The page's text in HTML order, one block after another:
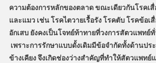
ความต้องการหลักของตลาด ขณะเดียวกันโรคเ
และแมว เช่น โรคไตวายเรื้อรัง โรคตับ โรคข้อเ
อักเสบ ยังคงเป็นโจทย์ท้าทายที่วงการสัตวแพทย์
เพราะการรักษาแบบดั้งเดิมมีข้อจำกัดทั้งด้านปร
ข้างเคียง จึงเกิดช่องว่างสำคัญที่ทำให้สัตวแพทย์